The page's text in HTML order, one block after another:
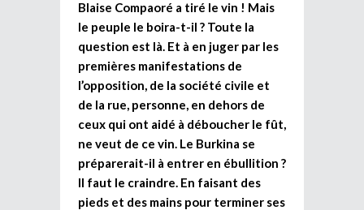
Blaise Compaoré a tiré le vin ! Mais
le peuple le boira-t-il ? Toute la
question est là. Et à en juger par les
premières manifestations de
l’opposition, de la société civile et
de la rue, personne, en dehors de
ceux qui ont aidé à déboucher le fût,
ne veut de ce vin. Le Burkina se
préparerait-il à entrer en ébullition ?
Il faut le craindre. En faisant des
pieds et des mains pour terminer ses